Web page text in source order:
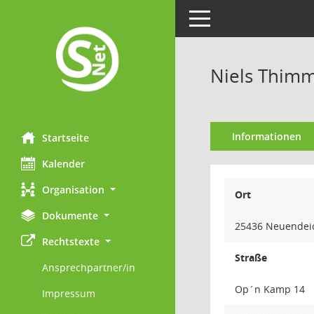
Startseite
Kalender
Organisation
Dokumente
Rechtstexte
Ansprechpartner/in
Impressum
Toggle navigation
Niels
Informationen
Ort
25436
Straße
Op´n Kamp 14